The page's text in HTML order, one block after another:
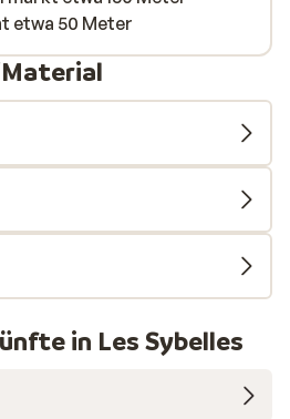
etwa 50 Meter
in Les Sybelles